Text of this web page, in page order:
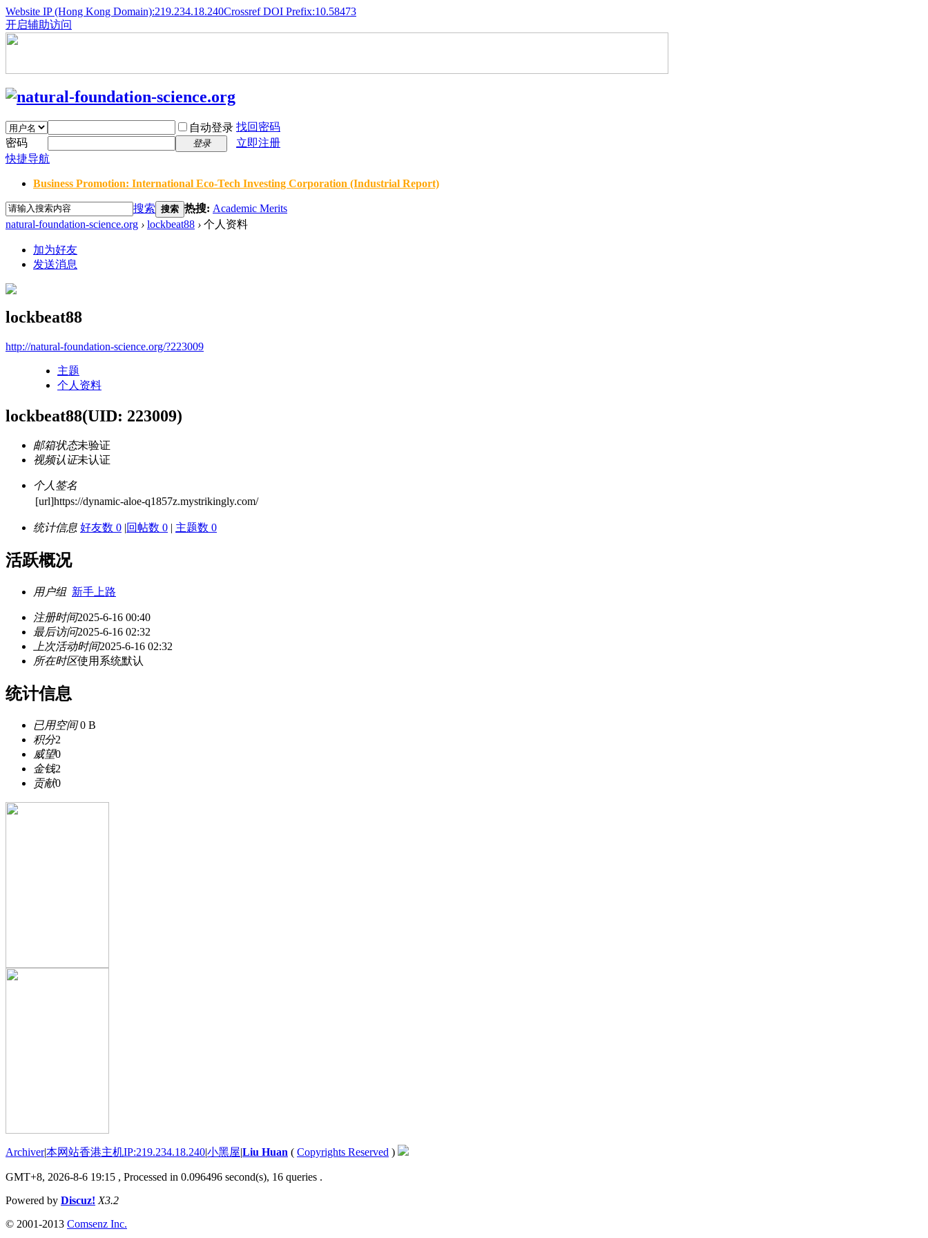
Website IP (Hong Kong Domain):219.234.18.240Crossref DOI Prefix:10.58473
开启辅助访问
自动登录 找回密码
密码
登录
立即注册
快捷导航
Business Promotion: International Eco-Tech Investing Corporation (Industrial Report)
搜索 搜索 热搜: Academic Merits
natural-foundation-science.org › lockbeat88 › 个人资料
加为好友
发送消息
lockbeat88
http://natural-foundation-science.org/?223009
主题
个人资料
lockbeat88(UID: 223009)
邮箱状态未验证
视频认证未认证
个人签名
[url]https://dynamic-aloe-q1857z.mystrikingly.com/
统计信息 好友数 0 |回帖数 0 | 主题数 0
活跃概况
用户组 新手上路
注册时间2025-6-16 00:40
最后访问2025-6-16 02:32
上次活动时间2025-6-16 02:32
所在时区使用系统默认
统计信息
已用空间0 B
积分2
威望0
金钱2
贡献0
Archiver|本网站香港主机IP:219.234.18.240|小黑屋|Liu Huan ( Copyrights Reserved )
GMT+8, 2026-8-6 19:15 , Processed in 0.096496 second(s), 16 queries .
Powered by Discuz! X3.2
© 2001-2013 Comsenz Inc.